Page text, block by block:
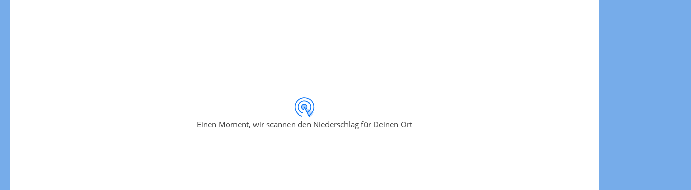
Einen Moment, wir scannen den Niederschlag für Deinen Ort